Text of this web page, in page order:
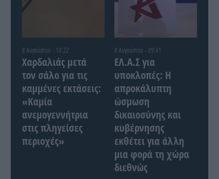
8 Αυγούστου - 10:22
Χαρδαλιάς μετά
τον σάλο για τις
καμμένες εκτάσεις:
«Καμία
ανεμογεννήτρια
στις πληγείσες
περιοχές»
8 Αυγούστου - 09:41
ΕΛ.Α.Σ για
υποκλοπές: Η
απροκάλυπτη
ώσμωση
δικαιοσύνης και
κυβέρνησης
εκθέτει για άλλη
μια φορά τη χώρα
διεθνώς